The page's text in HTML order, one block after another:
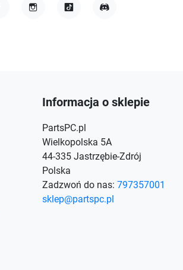
Informacja o sklepie
PartsPC.pl
Wielkopolska 5A
44-335 Jastrzębie-Zdrój
Polska
Zadzwoń do nas: 797357001
sklep@partspc.pl